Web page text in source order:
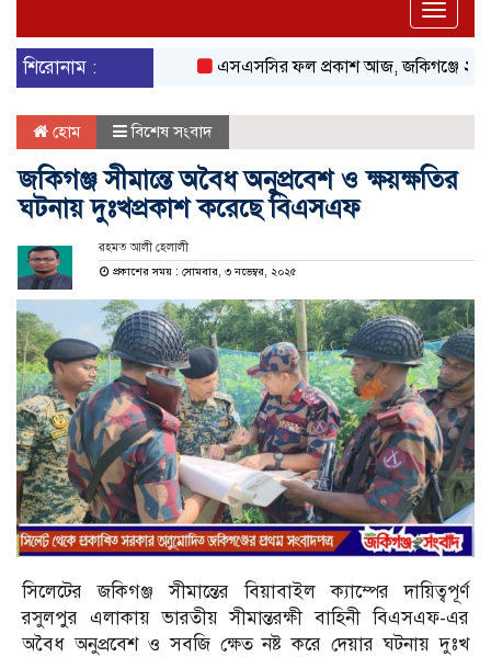
Toggle
শিরোনাম :
এসএসসির ফল প্রকাশ আজ, জকিগঞ্জে ২৩ শতাধিক
হোম বিশেষ সংবাদ
জকিগঞ্জ সীমান্তে অবৈধ অনুপ্রবেশ ও ক্ষয়ক্ষতির
ঘটনায় দুঃখপ্রকাশ করেছে বিএসএফ
রহমত আলী হেলালী
প্রকাশের সময় : সোমবার, ৩ নভেম্বর, ২০২৫
সিলেটের জকিগঞ্জ সীমান্তের বিয়াবাইল ক্যাম্পের দায়িত্বপূর্ণ
রসুলপুর এলাকায় ভারতীয় সীমান্তরক্ষী বাহিনী বিএসএফ-এর
অবৈধ অনুপ্রবেশ ও সবজি ক্ষেত নষ্ট করে দেয়ার ঘটনায় দুঃখ